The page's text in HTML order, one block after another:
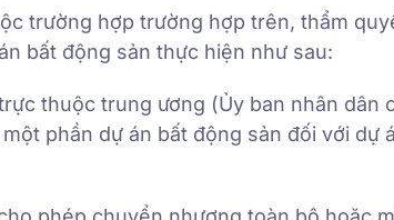
trường hợp trường hợp trên, thẩm
bất động sản thực hiện như sau:
thuộc trung ương (Ủy ban nhân dân
phần dự án bất động sản đối với dự